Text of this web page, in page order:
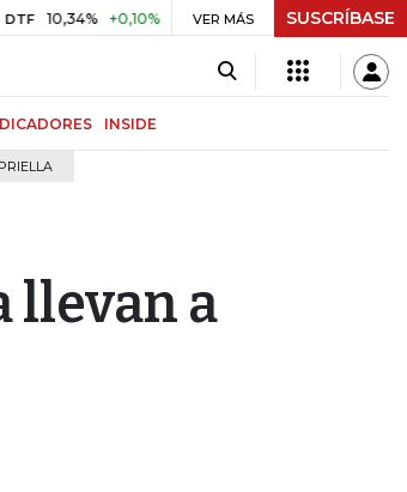
10,34% +0,10% +0,98% UVR $ 417,01 +$ 0,05
VER MÁS SUSCRÍBASE
INSIDE
llevan a